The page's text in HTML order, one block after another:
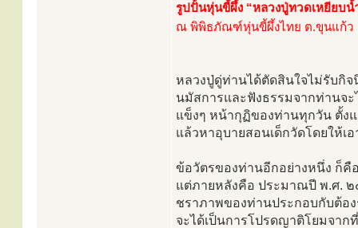
รูปปั้นหุ่นขี้ผึ้ง “หลวงปู่ทวดเหยียบน้
ณ พิพิธภัณฑ์หุ่นขี้ผึ้งไทย ต.ขุนแก้ว
หลวงปู่ดู่ท่านได้ตัดสินใจไม่รับกิ
นมัสการและฟังธรรมจากท่านจ
แข็งๆ หน้ากุฏิของท่านทุกวัน ตั้ง
แล้วหาอุบายสอนเด็กวัดโดยให้เ
ข้อวัตรของท่านอีกอย่างหนึ่ง ก็คื
แต่ภายหลังคือ ประมาณปี พ.ศ.
ชราภาพของท่านประกอบกับต้อ
จะได้เป็นการโปรดญาติโยมจา